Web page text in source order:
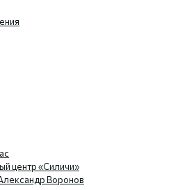
центр «Силичи»
Воронов